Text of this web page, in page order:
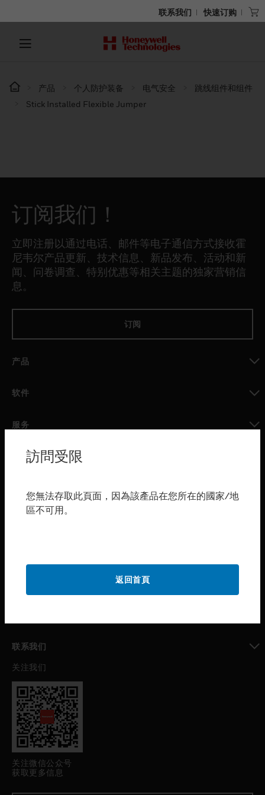
联系我们 快速订购
产品 个人防护装备 电气安全
跳线组件和组件
Stick Installed Flexible Jumper
订阅我们！
立即注册以通过电话、邮件等电子通信方式接收霍
尼韦尔产品更新、技术信息、新品发布、活动和新
闻、问卷调查、特别优惠等相关主题的独家营销信
息。
订阅
产品
软件
服务
toggle view
行业
toggle view
联系我们
toggle view
关注我们
关注微信公众号
获取更多信息
訪問受限
您無法存取此頁面，因為該產品在您所在的國家/地
區不可用。
返回首頁